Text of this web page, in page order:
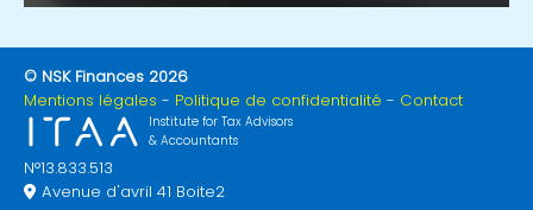
© NSK Finances 2026
Mentions légales
Politique de confidentialité Contact
Institute for Tax Advisors
& Accountants
N°13.833.513
Avenue d'avril 41 Boite2